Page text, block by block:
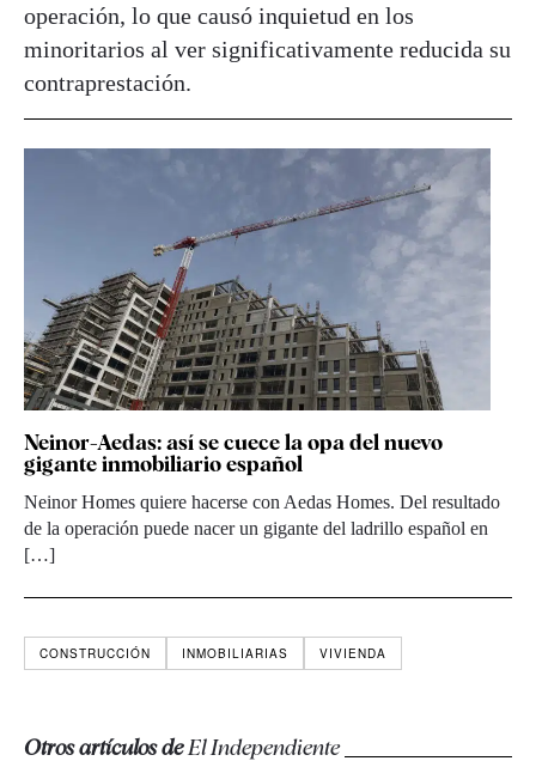
operación, lo que causó inquietud en los
minoritarios al ver significativamente reducida su
contraprestación.
Neinor-Aedas: así se cuece la opa del nuevo
gigante inmobiliario español
Neinor Homes quiere hacerse con Aedas Homes. Del resultado
de la operación puede nacer un gigante del ladrillo español en
[…]
CONSTRUCCIÓN INMOBILIARIAS VIVIENDA
Otros artículos deEl Independiente